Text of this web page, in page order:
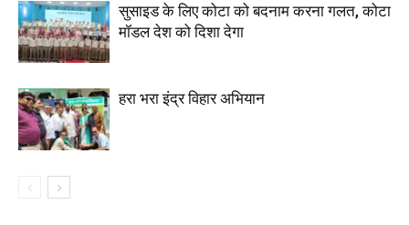
सुसाइड के लिए कोटा को बदनाम करना गलत, कोटा
मॉडल देश को दिशा देगा
हरा भरा इंद्र विहार अभियान